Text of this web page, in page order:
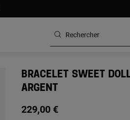
BRACELET SWEET
ARGENT
229,00 €